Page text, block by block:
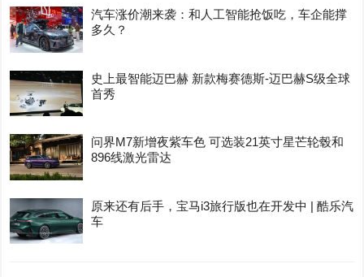
汽车涨价潮来袭：和人工智能抢饭吃，车企能撑
多久？
史上最智能迈巴赫 新款梅赛德斯-迈巴赫S级全球
首秀
问界M7新增夜紫车色 可选装21英寸星芒轮毂和
896线激光雷达
原来还有后手，宝马i3旅行版也在开发中 | 酷乐汽
车